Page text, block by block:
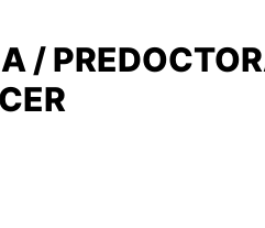
/